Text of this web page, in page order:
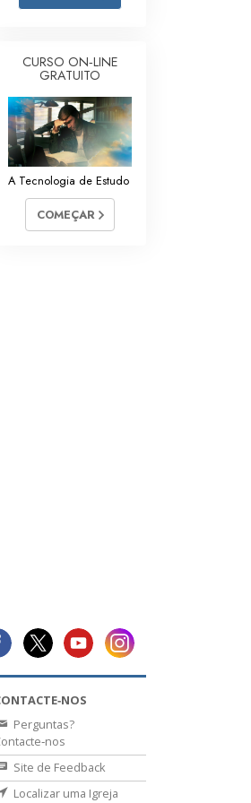
o Local do Trabalho
CURSO ON‑LINE
GRATUITO
A Tecnologia de Estudo
COMEÇAR
Perguntas?
Site de Feedback
Localizar uma Igreja